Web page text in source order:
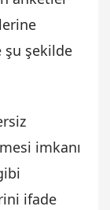
şu şekilde
imkanı
ifade